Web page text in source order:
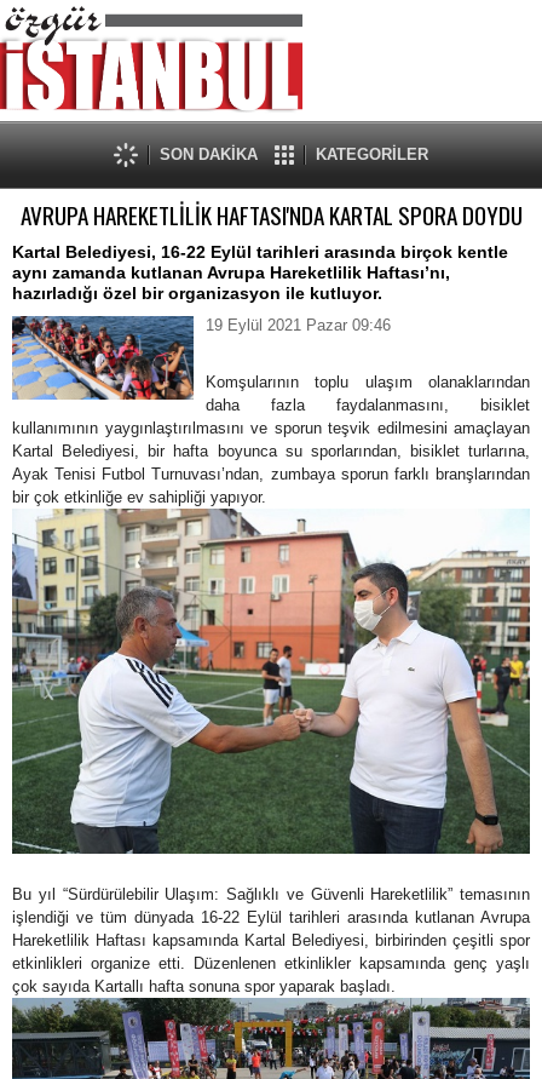
SON DAKİKA KATEGORİLER
AVRUPA HAREKETLİLİK HAFTASI'NDA KARTAL SPORA DOYDU
Kartal Belediyesi, 16-22 Eylül tarihleri arasında birçok kentle
aynı zamanda kutlanan Avrupa Hareketlilik Haftası’nı,
hazırladığı özel bir organizasyon ile kutluyor.
19 Eylül 2021 Pazar 09:46
Komşularının toplu ulaşım olanaklarından
daha fazla faydalanmasını, bisiklet
kullanımının yaygınlaştırılmasını ve sporun teşvik edilmesini amaçlayan
Kartal Belediyesi, bir hafta boyunca su sporlarından, bisiklet turlarına,
Ayak Tenisi Futbol Turnuvası’ndan, zumbaya sporun farklı branşlarından
bir çok etkinliğe ev sahipliği yapıyor.
Bu yıl “Sürdürülebilir Ulaşım: Sağlıklı ve Güvenli Hareketlilik” temasının
işlendiği ve tüm dünyada 16-22 Eylül tarihleri arasında kutlanan Avrupa
Hareketlilik Haftası kapsamında Kartal Belediyesi, birbirinden çeşitli spor
etkinlikleri organize etti. Düzenlenen etkinlikler kapsamında genç yaşlı
çok sayıda Kartallı hafta sonuna spor yaparak başladı.